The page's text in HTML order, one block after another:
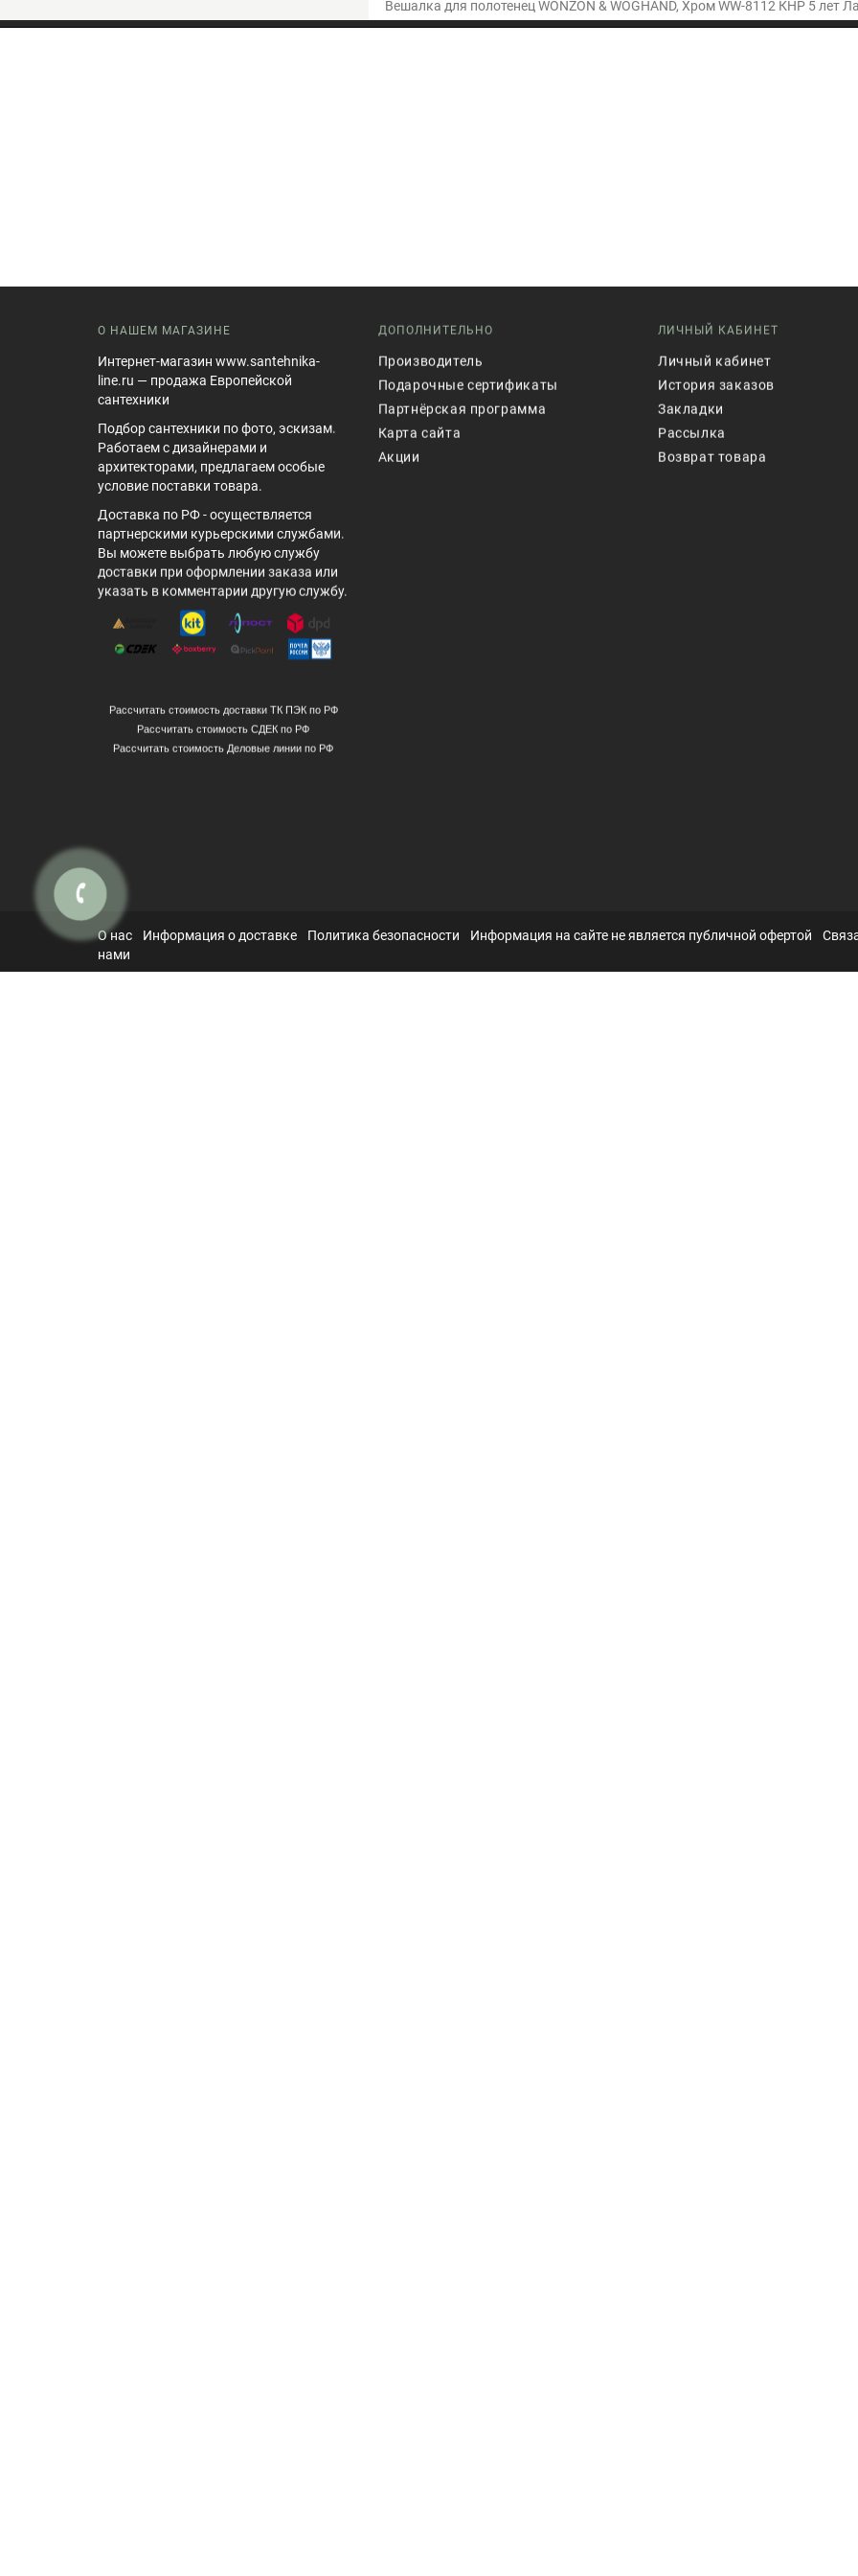
Вешалка для полотенец WONZON & WOGHAND, Хром WW-8112 КНР 5 лет
О НАШЕМ МАГАЗИНЕ
Интернет-магазин www.santehnika-
line.ru — продажа Европейской
сантехники
Подбор сантехники по фото, эскизам.
Работаем с дизайнерами и
архитекторами, предлагаем особые
условие поставки товара.
Доставка по РФ - осуществляется
партнерскими курьерскими службами.
Вы можете выбрать любую службу
доставки при оформлении заказа или
указать в комментарии другую службу.
Рассчитать стоимость доставки ТК ПЭК по РФ
Рассчитать стоимость СДЕК по РФ
Рассчитать стоимость Деловые линии по РФ
ДОПОЛНИТЕЛЬНО
Производитель
Подарочные сертификаты
Партнёрская программа
Карта сайта
Акции
ЛИЧНЫЙ КАБИНЕТ
Личный кабинет
История заказов
Закладки
Рассылка
Возврат товара
О нас Информация о доставке Политика безопасности Информация на сайте не является публичной офертой
нами